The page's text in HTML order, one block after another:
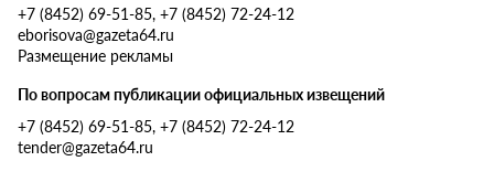
+7 (8452) 69-51-85, +7 (8452) 72-24-12
eborisova@gazeta64.ru
Размещение рекламы
По вопросам публикации официальных извещений
+7 (8452) 69-51-85, +7 (8452) 72-24-12
tender@gazeta64.ru